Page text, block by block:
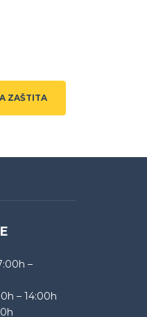
ZAŠTITA
–
– 14:00h